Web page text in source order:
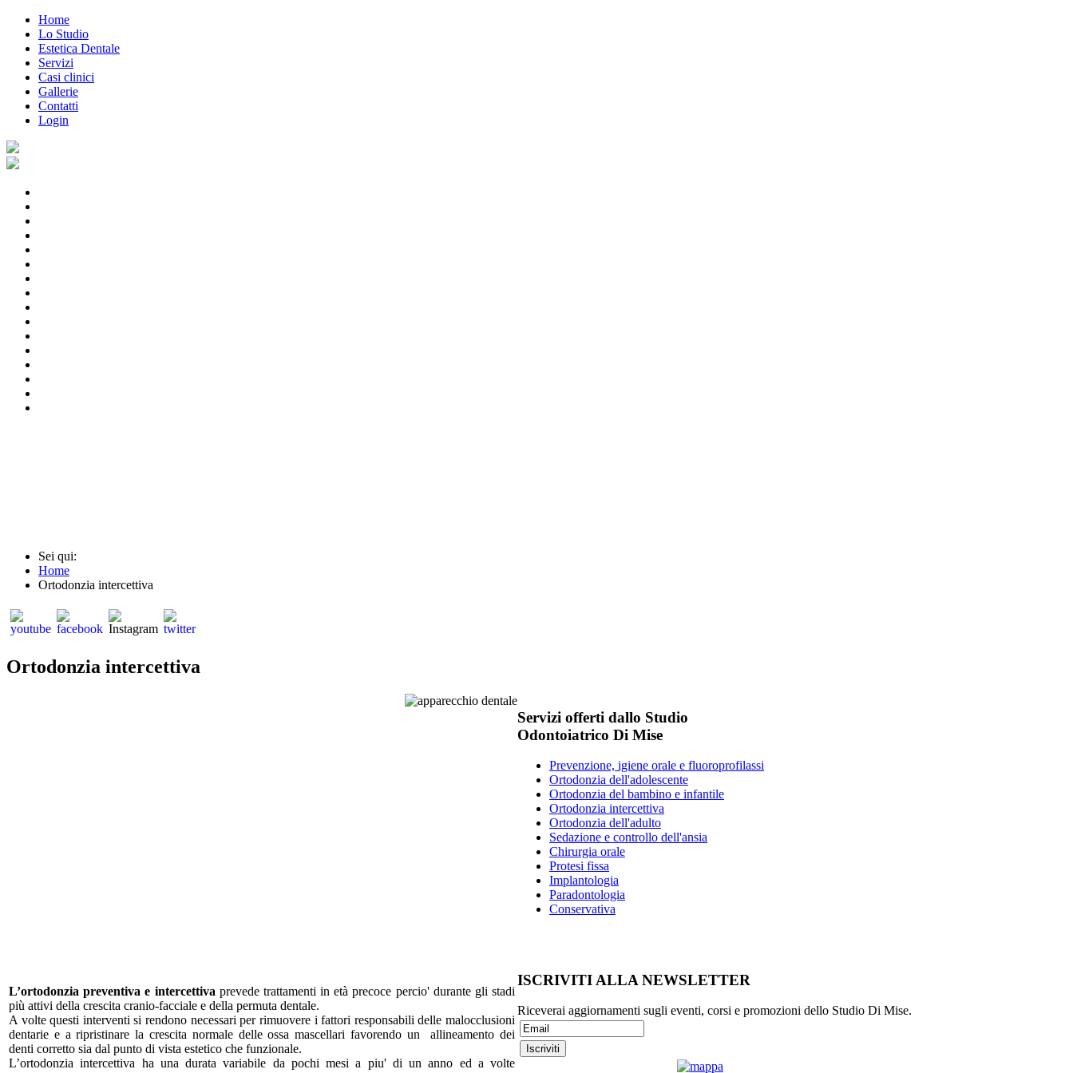
Home
Lo Studio
Estetica Dentale
Servizi
Casi clinici
Gallerie
Contatti
Login
Sei qui:
Home
Ortodonzia intercettiva
Ortodonzia intercettiva
Servizi offerti dallo Studio
Odontoiatrico Di Mise
Prevenzione, igiene orale e fluoroprofilassi
Ortodonzia dell'adolescente
Ortodonzia del bambino e infantile
Ortodonzia intercettiva
Ortodonzia dell'adulto
Sedazione e controllo dell'ansia
Chirurgia orale
Protesi fissa
Implantologia
Paradontologia
Conservativa
L’ortodonzia preventiva e intercettiva prevede trattamenti in età precoce percio' durante gli stadi
più attivi della crescita cranio-facciale e della permuta dentale.
A volte questi interventi si rendono necessari per rimuovere i fattori responsabili delle malocclusioni
dentarie e a ripristinare la crescita normale delle ossa mascellari favorendo un allineamento dei
denti corretto sia dal punto di vista estetico che funzionale.
L’ortodonzia intercettiva ha una durata variabile da pochi mesi a piu' di un anno ed a volte
ISCRIVITI ALLA NEWSLETTER
Riceverai aggiornamenti sugli eventi, corsi e promozioni dello Studio Di Mise.